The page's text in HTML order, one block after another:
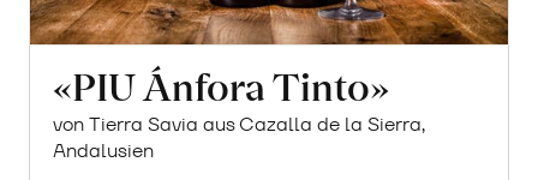
«PIU Ánfora Tinto»
von Tierra Savia aus Cazalla de la Sierra,
Andalusien